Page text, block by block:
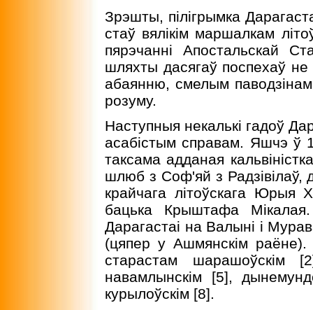
Зрэшты, пiлiгрымка
стаў вялiкiм маршалкам
пярэчаннi Апостальскай
шляхты дасягаў поспехаў
абаянню, смелым
розуму.
Наступныя некалькi гадоў
асабiстым справам. Яшчэ ў
таксама адданая
шлюб з Соф'яй з Радзiвiлаў,
крайчага лiтоўскага Юрыя
бацька Крыштафа
Дарагастаi на Валынi i
(цяпер у Ашмянскiм
старастам шарашоўскiм
навамлынскiм [5],
курылоўскiм [8].